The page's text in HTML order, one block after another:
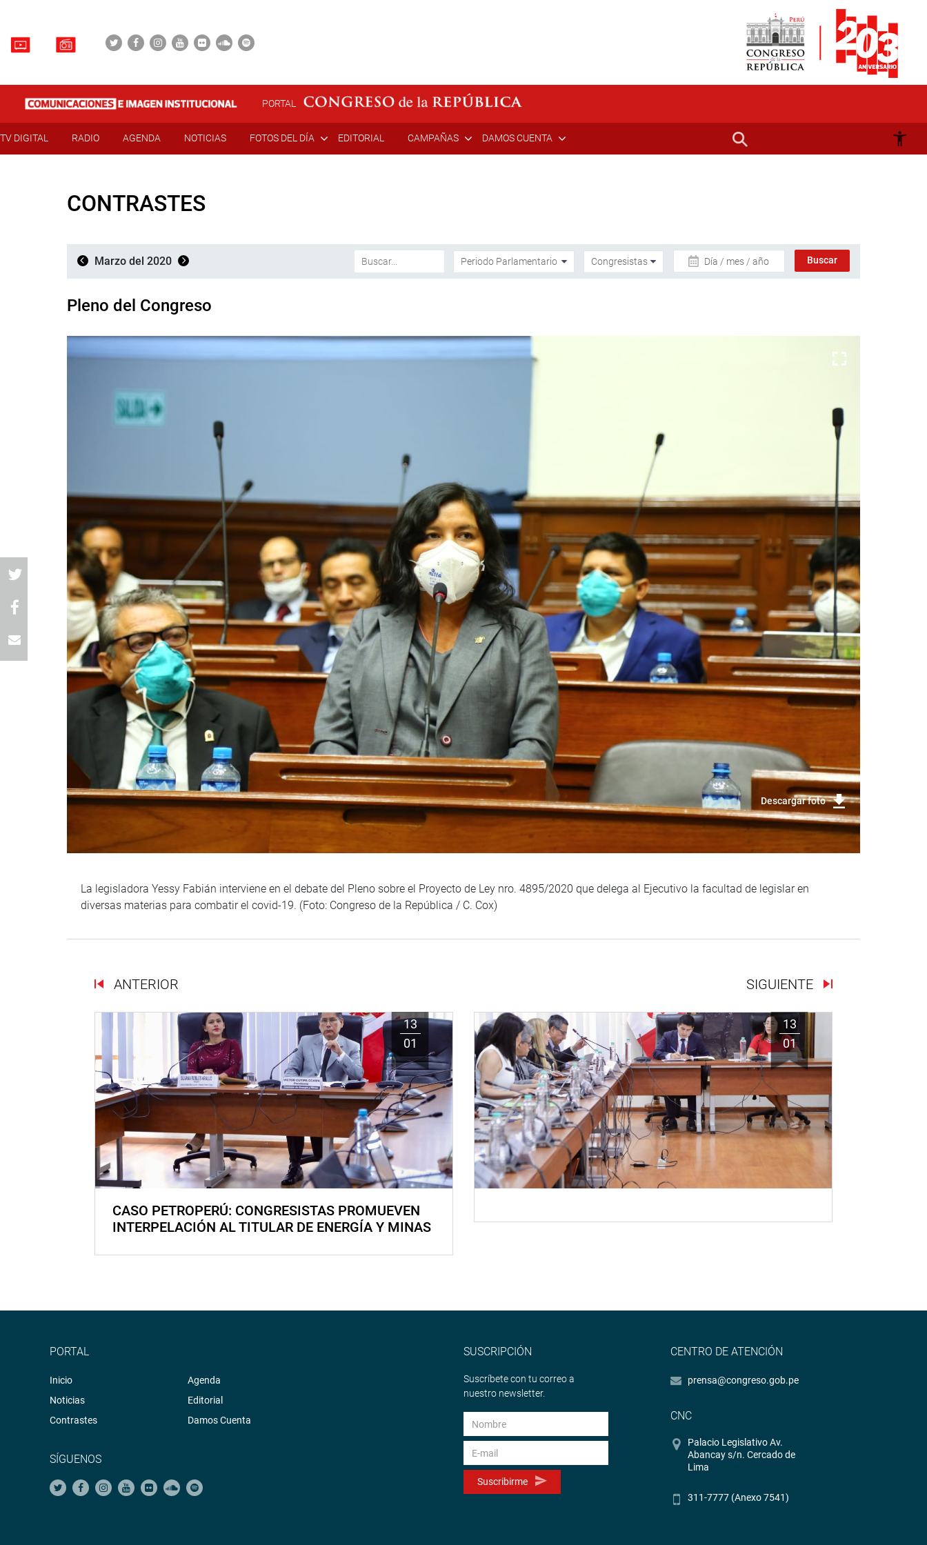
PORTAL
TV DIGITAL RADIO AGENDA NOTICIAS FOTOS DEL DÍA EDITORIAL CAMPAÑAS DAMOS CUENTA
CONTRASTES
Marzo del 2020 Día / mes / año
Pleno del Congreso
Descargar foto
La legisladora Yessy Fabián interviene en el debate del Pleno sobre el Proyecto de Ley nro. 4895/2020 que delega al Ejecutivo la facultad de legislar en
diversas materias para combatir el covid-19. (Foto: Congreso de la República / C. Cox)
ANTERIOR SIGUIENTE
13
01
CASO PETROPERÚ: CONGRESISTAS PROMUEVEN
INTERPELACIÓN AL TITULAR DE ENERGÍA Y MINAS
13
01
PORTAL
Inicio
Noticias
Contrastes
Agenda
Editorial
Damos Cuenta
SÍGUENOS
SUSCRIPCIÓN
Suscríbete con tu correo a
nuestro newsletter.
Suscribirme
CENTRO DE ATENCIÓN
prensa@congreso.gob.pe
CNC
Palacio Legislativo Av.
Abancay s/n. Cercado de
Lima
311-7777 (Anexo 7541)